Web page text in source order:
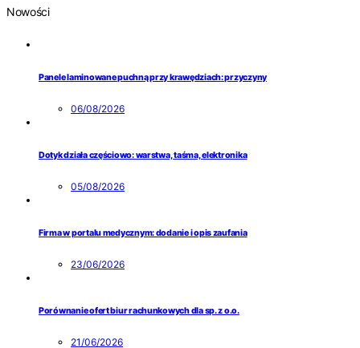
Nowości
Panele laminowane puchną przy krawędziach: przyczyny
06/08/2026
Dotyk działa częściowo: warstwa, taśma, elektronika
05/08/2026
Firma w portalu medycznym: dodanie i opis zaufania
23/06/2026
Porównanie ofert biur rachunkowych dla sp. z o.o.
21/06/2026